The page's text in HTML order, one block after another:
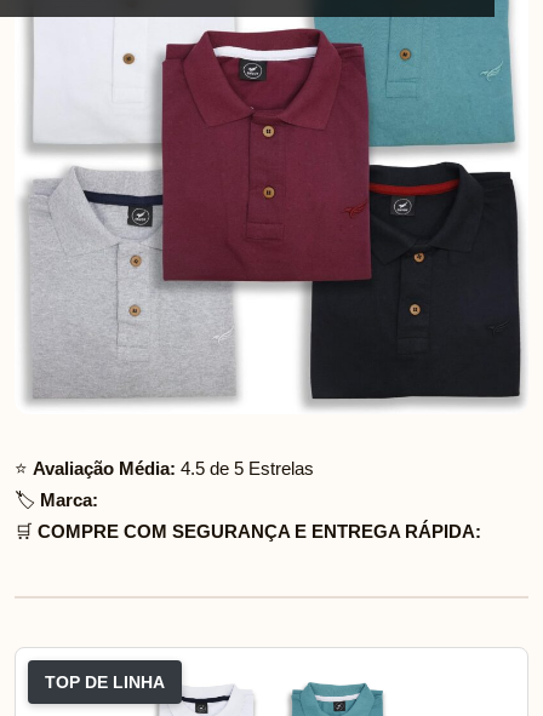
⭐ Avaliação Média: 4.5 de 5 Estrelas
🏷️ Marca:
🛒 COMPRE COM SEGURANÇA E ENTREGA RÁPIDA:
TOP DE LINHA